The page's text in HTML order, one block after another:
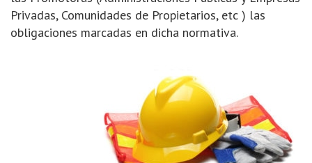
Privadas, Comunidades de Propietarios, etc ) las
obligaciones marcadas en dicha normativa.